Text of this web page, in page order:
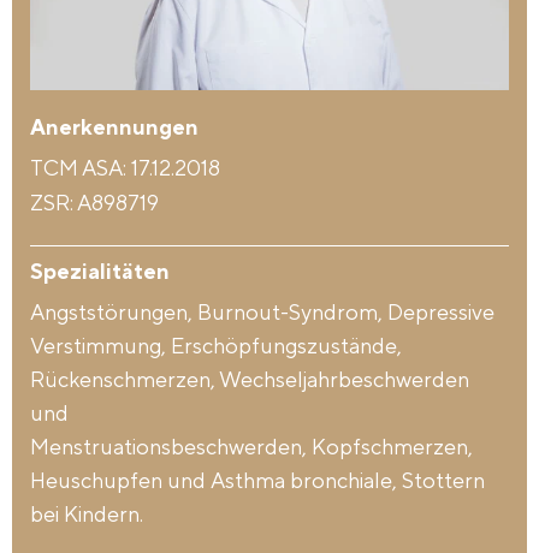
Anerkennungen
TCM ASA: 17.12.2018
ZSR: A898719
Spezialitäten
Angststörungen, Burnout-Syndrom, Depressive
Verstimmung, Erschöpfungszustände,
Rückenschmerzen, Wechseljahrbeschwerden
und
Menstruationsbeschwerden, Kopfschmerzen,
Heuschupfen und Asthma bronchiale, Stottern
bei Kindern.